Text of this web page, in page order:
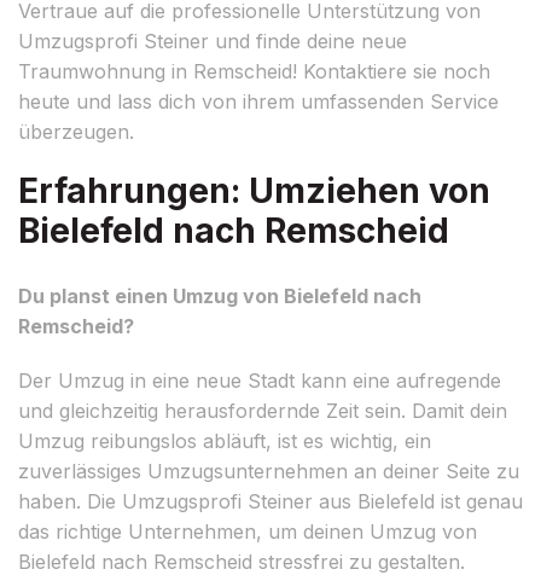
Vertraue auf die professionelle Unterstützung von
Umzugsprofi Steiner und finde deine neue
Traumwohnung in Remscheid! Kontaktiere sie noch
heute und lass dich von ihrem umfassenden Service
überzeugen.
Erfahrungen: Umziehen von
Bielefeld nach Remscheid
Du planst einen Umzug von Bielefeld nach
Remscheid?
Der Umzug in eine neue Stadt kann eine aufregende
und gleichzeitig herausfordernde Zeit sein. Damit dein
Umzug reibungslos abläuft, ist es wichtig, ein
zuverlässiges Umzugsunternehmen an deiner Seite zu
haben. Die Umzugsprofi Steiner aus Bielefeld ist genau
das richtige Unternehmen, um deinen Umzug von
Bielefeld nach Remscheid stressfrei zu gestalten.